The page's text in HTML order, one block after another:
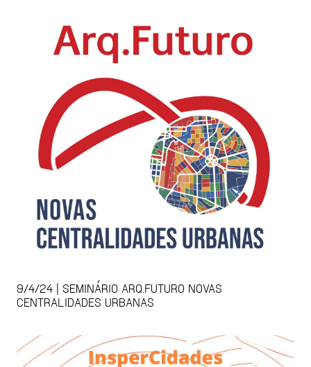
9/4/24 | SEMINÁRIO ARQ.FUTURO NOVAS
CENTRALIDADES URBANAS